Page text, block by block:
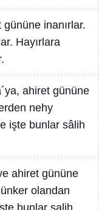
inanırlar.
Hayırlara
ahiret gününe
nehy
işte bunlar sâlih
ahiret gününe
olandan
bunlar salih